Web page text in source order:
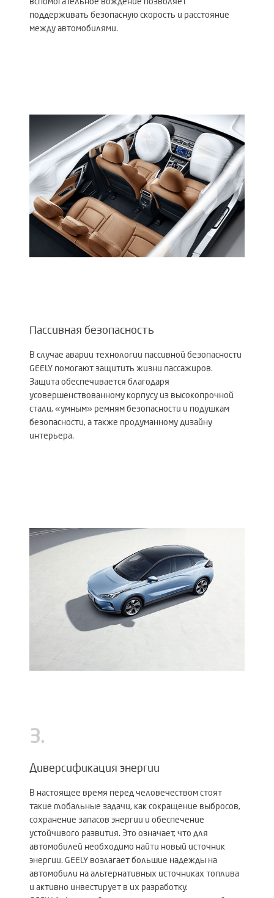
поддерживать безопасную скорость и расстояние
между автомобилями.
Пассивная безопасность
В случае аварии технологии пассивной безопасности
GEELY помогают защитить жизни пассажиров.
Защита обеспечивается благодаря
усовершенствованному корпусу из высокопрочной
стали, «умным» ремням безопасности и подушкам
безопасности, а также продуманному дизайну
интерьера.
3.
Диверсификация энергии
В настоящее время перед человечеством стоят
такие глобальные задачи, как сокращение выбросов,
сохранение запасов энергии и обеспечение
устойчивого развития. Это означает, что для
автомобилей необходимо найти новый источник
энергии. GEELY возлагает большие надежды на
автомобили на альтернативных источниках топлива
и активно инвестирует в их разработку.